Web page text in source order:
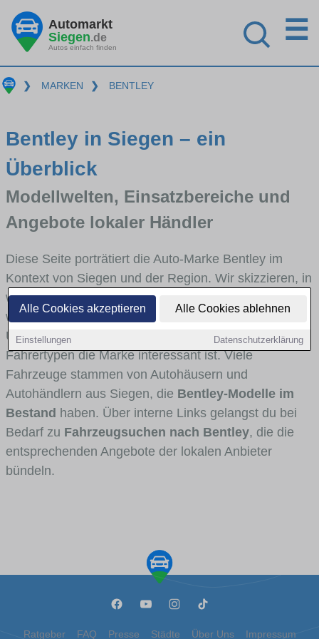
Alle Cookies akzeptieren Alle Cookies ablehnen
Einstellungen Datenschutzerklärung
Automarkt
Siegen.de
Autos einfach finden
☰
❯ MARKEN ❯ BENTLEY
Bentley in Siegen – ein
Überblick
Modellwelten, Einsatzbereiche und
Angebote lokaler Händler
Diese Seite porträtiert die Auto-Marke Bentley im
Kontext von Siegen und der Region. Wir skizzieren, in
welchen Fahrzeugklassen Bentley stark vertreten ist,
welche Modellreihen häufig im Stadt- und
Umlandverkehr zu sehen sind und für welche
Fahrertypen die Marke interessant ist. Viele
Fahrzeuge stammen von Autohäusern und
Autohändlern aus Siegen, die Bentley-Modelle im
Bestand haben. Über interne Links gelangst du bei
Bedarf zu Fahrzeugsuchen nach Bentley, die die
entsprechenden Angebote der lokalen Anbieter
bündeln.
Ratgeber FAQ Presse Städte Über Uns Impressum